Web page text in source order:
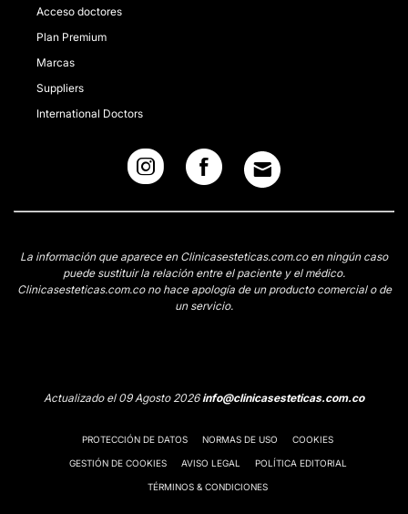
Acceso doctores
Plan Premium
Marcas
Suppliers
International Doctors
La información que aparece en Clinicasesteticas.com.co en ningún caso
puede sustituir la relación entre el paciente y el médico.
Clinicasesteticas.com.co no hace apología de un producto comercial o de
un servicio.
Actualizado el 09 Agosto 2026info@clinicasesteticas.com.co
PROTECCIÓN DE DATOS NORMAS DE USO COOKIES
GESTIÓN DE COOKIES AVISO LEGAL POLÍTICA EDITORIAL
TÉRMINOS & CONDICIONES